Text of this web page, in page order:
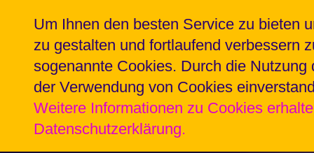
Um Ihnen den besten Service zu bieten
zu gestalten und fortlaufend verbessern
sogenannte Cookies. Durch die
der Verwendung von Cookies
Weitere Informationen zu Cookies
Datenschutzerklärung.